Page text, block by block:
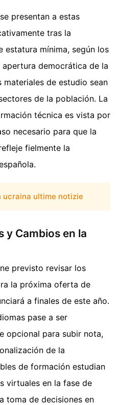
presentan a estas
tras la
estatura mínima, según los
apertura democrática de la
de estudio sean
de la población. La
técnica es vista por
necesario para que la
fielmente la
ucraina ultime notizie
y Cambios en la
previsto revisar los
la próxima oferta de
a finales de este año.
pase a ser
opcional para subir nota,
de la
de formación estudian
virtuales en la fase de
toma de decisiones en